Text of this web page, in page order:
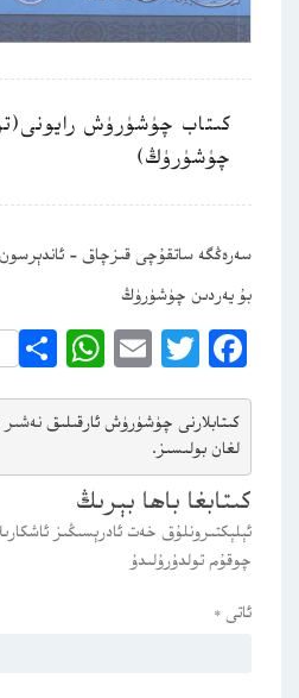
كىتاب چۈشۈرۈش
چۈشۈرۈڭ)
سەرەڭگە ساتقۇچى قىزچاق –
بۇ يەردىن چۈشۈرۈڭ
Facebook
Twitter
Email
كىتابلارنى چۈشۈرۈش ئارقىلىق نەشىر
لغان بولىسىز.
كىتابغا باھا بېرىڭ
ئېلېكتىرونلۇق خەت ئادرېسىڭىز
چوقۇم تولدۇرۇلىدۇ
ئاتى *